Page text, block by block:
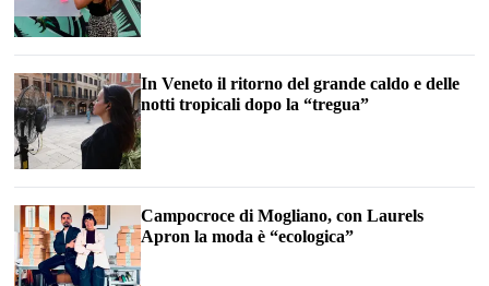
In Veneto il ritorno del grande caldo e delle
notti tropicali dopo la “tregua”
Campocroce di Mogliano, con Laurels
Apron la moda è “ecologica”